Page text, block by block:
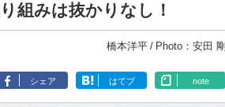
組みは抜かりなし！
橋本洋平 Photo：安田 剛
シェア はてブ note